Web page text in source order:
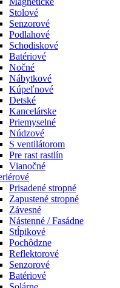
Stolové
Senzorové
Podlahové
Schodiskové
Batériové
Nočné
Nábytkové
Kúpeľnové
Detské
Kancelárske
Priemyselné
Núdzové
S ventilátorom
Pre rast rastlín
Vianočné
Prisadené stropné
Zapustené stropné
Závesné
Nástenné / Fasádne
Stĺpikové
Pochôdzne
Reflektorové
Senzorové
Batériové